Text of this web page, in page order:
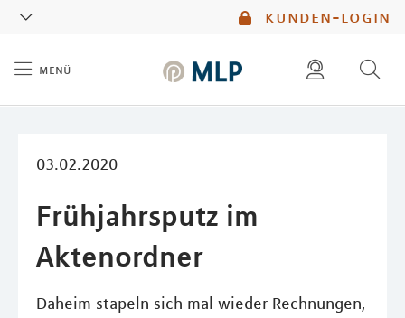
kunden-login
menü
03.02.2020
Frühjahrsputz im
Aktenordner
Daheim stapeln sich mal wieder Rechnungen,